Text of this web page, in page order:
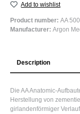
Add to wishlist
Product number: AA
Manufacturer: Argon
Description
Die AA Anatomic-
Herstellung von
girlandenförmiger